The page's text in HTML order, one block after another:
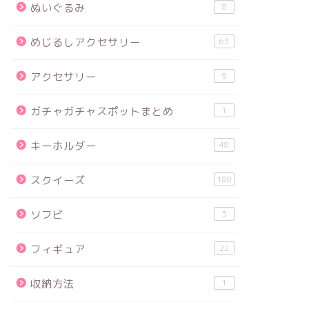
ぬいぐるみ 8
めじるしアクセサリー 63
アクセサリー 9
ガチャガチャスポットまとめ 1
キーホルダー 48
スクイーズ 180
ソフビ 5
フィギュア 22
収納方法 1